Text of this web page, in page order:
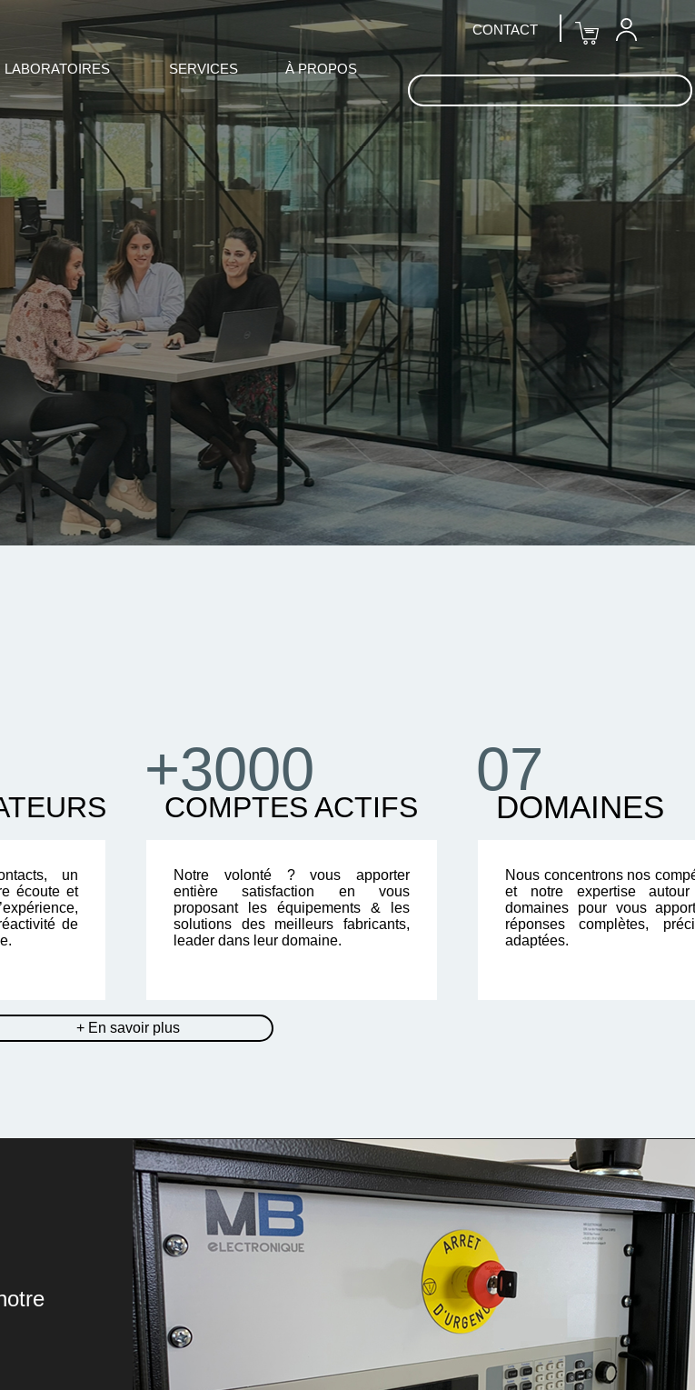
un
écoute et
de
+3000
COMPTES ACTIFS
Notre volonté ? vous apporter
entière satisfaction en vous
proposant les équipements & les
solutions des meilleurs fabricants,
leader dans leur domaine.
+ En savoir plus
07
DOMAINES
Nous concentrons nos
et notre expertise
domaines pour vous
réponses complètes,
adaptées.
CONTACT
LABORATOIRES SERVICES À PROPOS